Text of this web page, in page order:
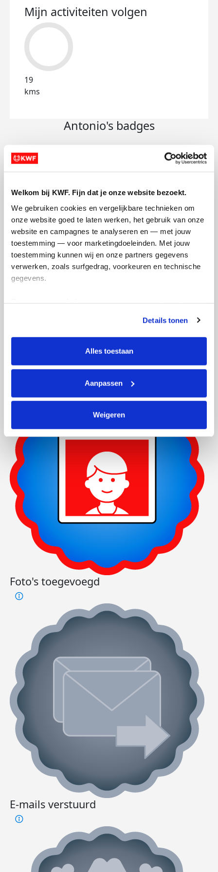
Welkom bij KWF. Fijn dat je onze website bezoekt.
We gebruiken cookies en vergelijkbare technieken om
onze website goed te laten werken, het gebruik van onze
website en campagnes te analyseren en — met jouw
toestemming — voor marketingdoeleinden. Met jouw
toestemming kunnen wij en onze partners gegevens
verwerken, zoals surfgedrag, voorkeuren en technische
gegevens.
tonen. Je kunt je toestemming op elk moment wijzigen of
intrekken via Cookie instellingen onderaan de pagina. De
lijst met cookies is te vinden in het tabblad “details”.
Details tonen
Alles toestaan
Aanpassen
Weigeren
Mijn activiteiten volgen
19
kms
Antonio's badges
Actiepagina gemaakt
Foto's toegevoegd
E-mails verstuurd